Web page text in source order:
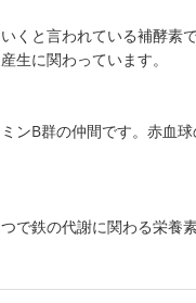
くと言われている補酵素
生に関わっています。
ンB群の仲間です。赤血
で鉄の代謝に関わる栄養素